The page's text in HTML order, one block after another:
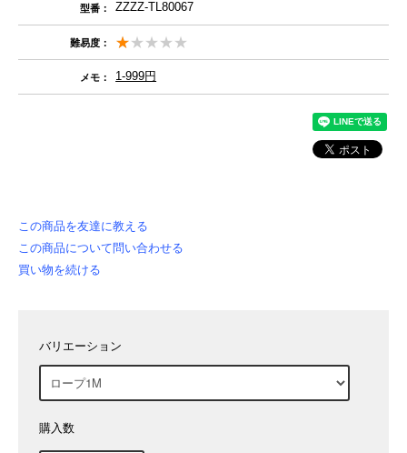
型番： ZZZZ-TL80067
難易度：
メモ： 1-999円
この商品を友達に教える
この商品について問い合わせる
買い物を続ける
バリエーション
購入数